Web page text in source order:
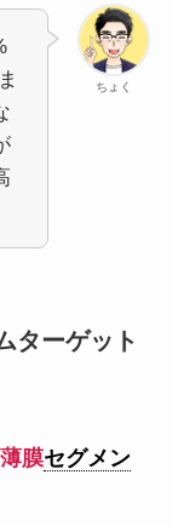
ちょく
ターゲット
薄膜セグメン